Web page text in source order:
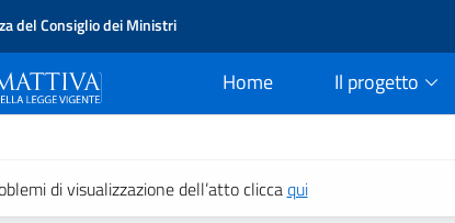
del Consiglio dei Ministri
Home
current Il progetto
di visualizzazione dell’atto cliccaqui